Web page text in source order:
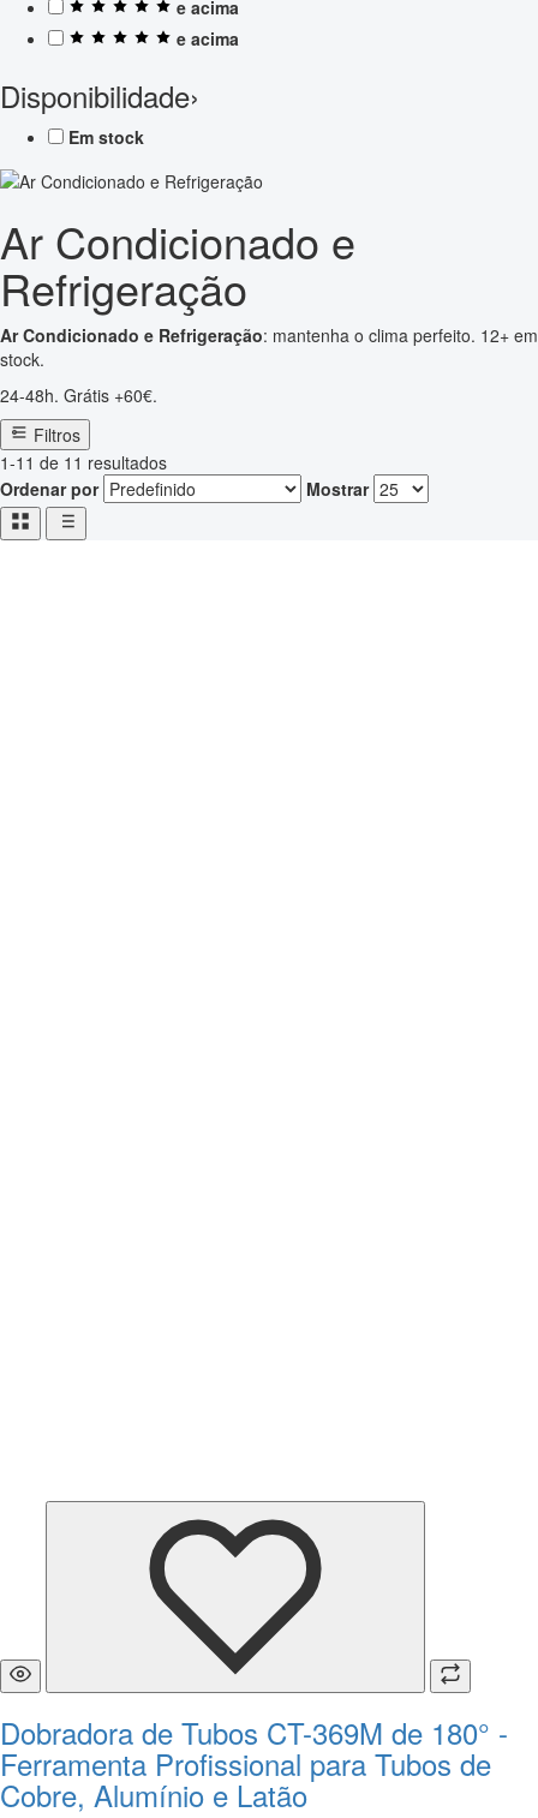
e acima
e acima
Disponibilidade›
Em stock
Ar Condicionado e
Refrigeração
Ar Condicionado e Refrigeração: mantenha o clima perfeito. 12+ em
stock.
24-48h. Grátis +60€.
Filtros
1-11 de 11 resultados
Ordenar por
Mostrar
Dobradora de Tubos CT-369M de 180° -
Ferramenta Profissional para Tubos de
Cobre, Alumínio e Latão